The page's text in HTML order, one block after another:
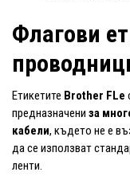
Флагови
Етикетите Brother FLe
предназначени за
кабели, където не е
да се използват
ленти.